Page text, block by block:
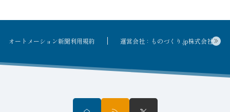
オートメーション新聞利用規約 運営会社：ものづくり.jp株式会社